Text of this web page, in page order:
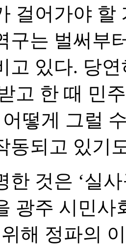
걸어가야 할
구는 벌써부
고 있다. 당
고 한 때 민
어떻게 그럴
동되고 있기
한 것은 ‘실
광주 시민사
해 정파의